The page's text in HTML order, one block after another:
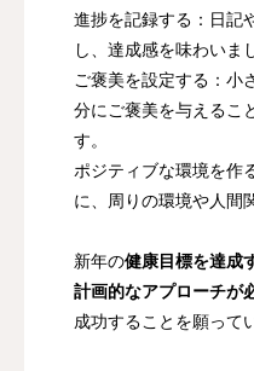
進捗を記録する：日記
し、達成感を味わいま
ご褒美を設定する：小
分にご褒美を与えるこ
す。
ポジティブな環境を作
に、周りの環境や人間
新年の健康目標を達成
計画的なアプローチが
成功することを願って